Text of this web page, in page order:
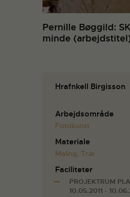
Pernille Bøggild:
minde
Hrafnkell Birgisson
Arbejdsområde
Fotokunst
Materiale
Maling, Træ
Faciliteter
PROJEKTRUM
10.05.2011 -